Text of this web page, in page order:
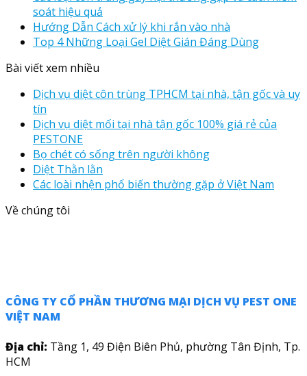
soát hiệu quả
Hướng Dẫn Cách xử lý khi rắn vào nhà
Top 4 Những Loại Gel Diệt Gián Đáng Dùng
Bài viết xem nhiều
Dịch vụ diệt côn trùng TPHCM tại nhà, tận gốc và uy
tín
Dịch vụ diệt mối tại nhà tận gốc 100% giá rẻ của
PESTONE
Bọ chét có sống trên người không
Diệt Thằn lằn
Các loài nhện phổ biến thường gặp ở Việt Nam
Về chúng tôi
CÔNG TY CỔ PHẦN THƯƠNG MẠI DỊCH VỤ PEST ONE
VIỆT NAM
Địa chỉ: Tầng 1, 49 Điện Biên Phủ, phường Tân Định, Tp.
HCM